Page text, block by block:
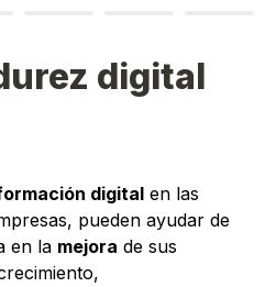
digital
digital en las
pueden ayudar de
en la mejora